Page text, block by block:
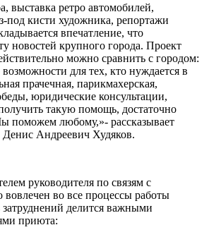
выставка ретро автомобилей,
под кисти художника, репортажи
впечатление, что
новостей крупного города. Проект
можно сравнить с городом:
возможности для тех, кто нуждается в
прачечная, парикмахерская,
юридические консультации,
такую помощь, достаточно
поможем любому,»- рассказывает
Андреевич Худяков.
руководителя по связям с
во все процессы работы
затруднений делится важными
приюта: